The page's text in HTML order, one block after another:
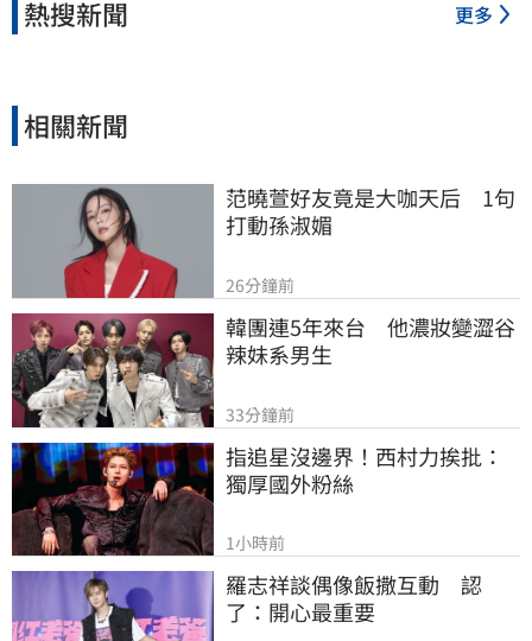
熱搜新聞 更多
相關新聞
范曉萱好友竟是大咖天后　1句
打動孫淑媚
26分鐘前
韓團連5年來台　他濃妝變澀谷
辣妹系男生
33分鐘前
指追星沒邊界！西村力挨批：
獨厚國外粉絲
1小時前
羅志祥談偶像飯撒互動　認
了：開心最重要